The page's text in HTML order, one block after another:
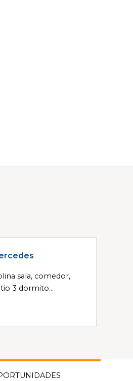
sala, comedor,
3 dormito...